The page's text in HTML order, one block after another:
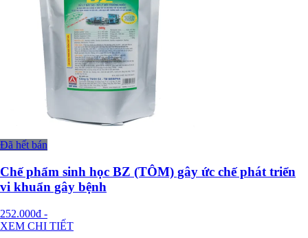
Đã hết bán
Chế phẩm sinh học BZ (TÔM) gây ức chế phát triển
vi khuẩn gây bệnh
252.000đ -
XEM CHI TIẾT